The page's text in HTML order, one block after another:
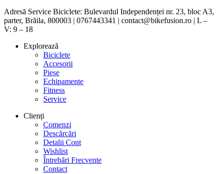
Adresă Service Biciclete: Bulevardul Independenței nr. 23, bloc A3,
parter, Brăila, 800003 | 0767443341 | contact@bikefusion.ro | L –
V: 9 – 18
Explorează
Biciclete
Accesorii
Piese
Echipamente
Fitness
Service
Clienți
Comenzi
Descărcări
Detalii Cont
Wishlist
Întrebări Frecvente
Contact